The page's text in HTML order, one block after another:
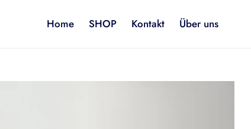
Home SHOP Kontakt Über uns